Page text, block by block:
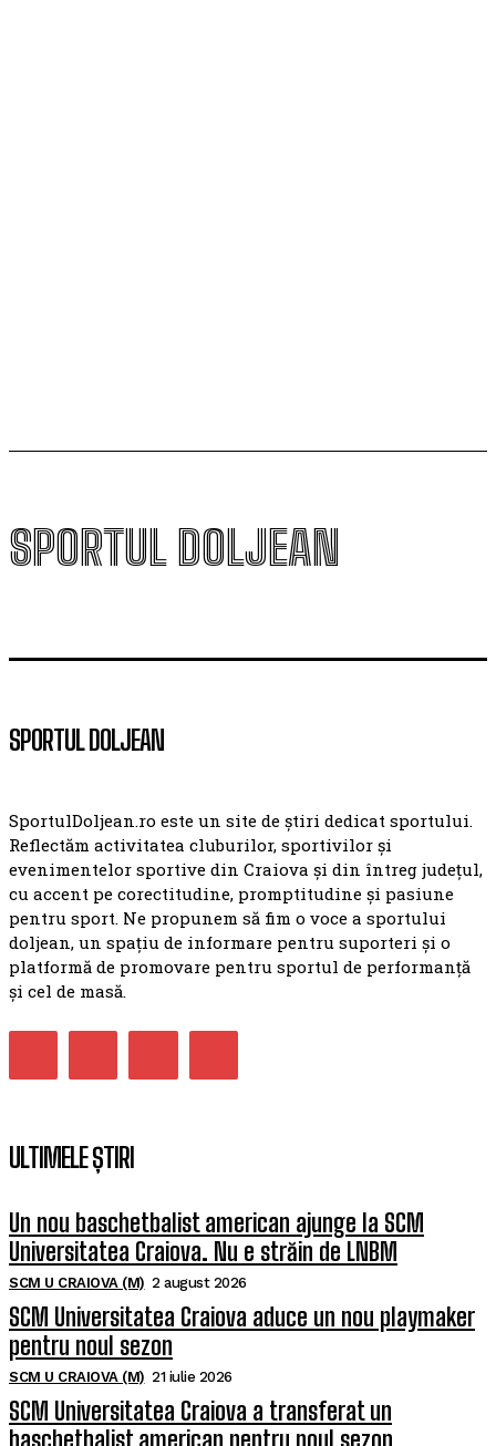
SPORTUL DOLJEAN
SPORTUL DOLJEAN
SportulDoljean.ro este un site de știri dedicat sportului.
Reflectăm activitatea cluburilor, sportivilor și
evenimentelor sportive din Craiova și din întreg județul,
cu accent pe corectitudine, promptitudine și pasiune
pentru sport. Ne propunem să fim o voce a sportului
doljean, un spațiu de informare pentru suporteri și o
platformă de promovare pentru sportul de performanță
și cel de masă.
ULTIMELE ȘTIRI
Un nou baschetbalist american ajunge la SCM
Universitatea Craiova. Nu e străin de LNBM
SCM U CRAIOVA (M) 2 august 2026
SCM Universitatea Craiova aduce un nou playmaker
pentru noul sezon
SCM U CRAIOVA (M) 21 iulie 2026
SCM Universitatea Craiova a transferat un